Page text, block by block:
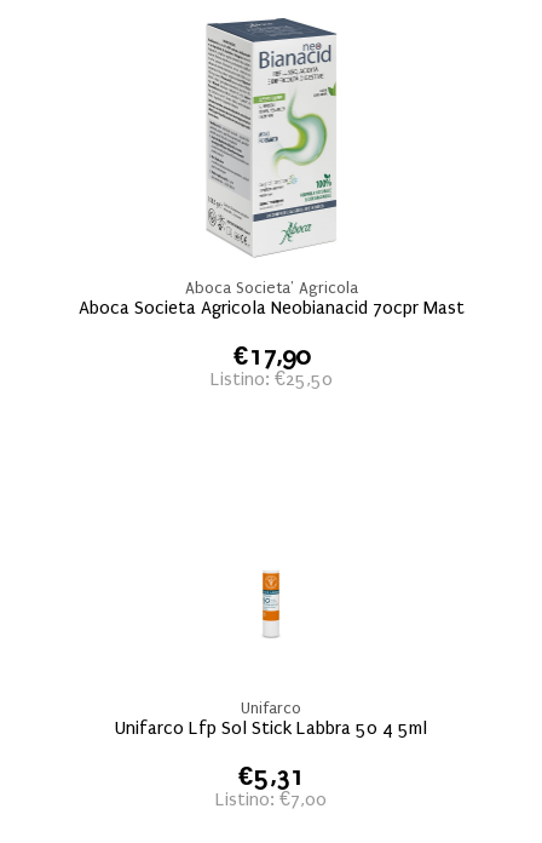
Aboca Societa' Agricola
Aboca Societa Agricola Neobianacid 70cpr Mast
€17,90
Listino: €25,50
Unifarco
Unifarco Lfp Sol Stick Labbra 50 4 5ml
€5,31
Listino: €7,00